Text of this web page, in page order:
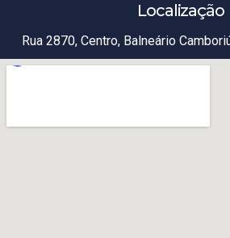
Localização
Rua 2870, Centro, Balneário